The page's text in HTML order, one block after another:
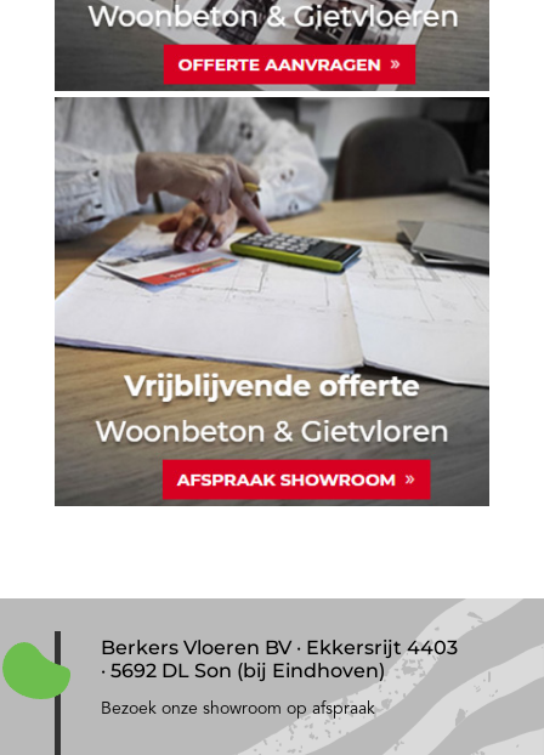
Berkers Vloeren BV · Ekkersrijt 4403
· 5692 DL Son (bij Eindhoven)
Bezoek onze showroom op afspraak